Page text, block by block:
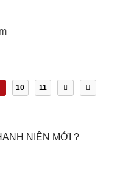
10 11
NIÊN MỚI ?